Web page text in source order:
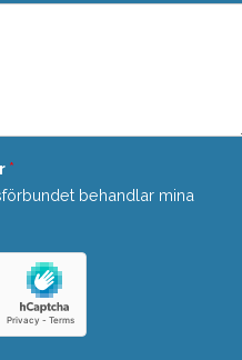
*
behandlar mina